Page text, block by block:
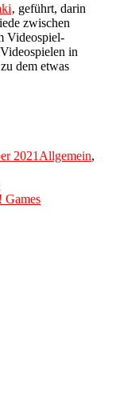
‚ geführt, darin
zwischen
Videospiel-
in
dem etwas
2021 Allgemein,
Games